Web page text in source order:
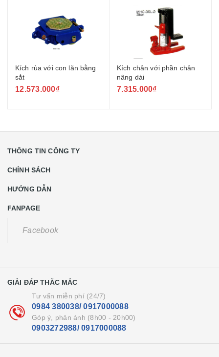
con lăn bằng
Kích chân với phần chân
Kích thủy lực
THÔNG TIN CÔNG TY
CHÍNH SÁCH
HƯỚNG DẪN
FANPAGE
Facebook
GIẢI ĐÁP THẮC MẮC
Tư vấn miễn phí (24/7)
0984 380038/ 0917000088
Góp ý, phản ánh (8h00 - 20h00)
0903272988/ 0917000088